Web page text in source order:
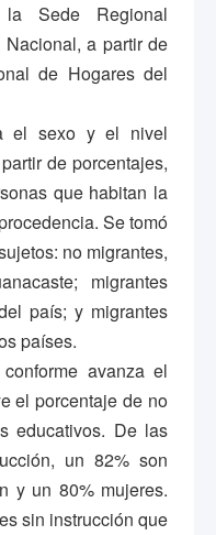
Sede Regional
a partir de
de Hogares del
el sexo y el nivel
de porcentajes,
que habitan la
Se tomó
no migrantes,
migrantes
país; y migrantes
países.
avanza el
el porcentaje de no
educativos. De las
un 82% son
y un 80% mujeres.
sin instrucción que